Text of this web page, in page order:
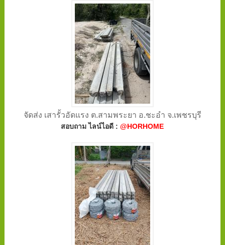
จัดส่ง เสารั้วอัดแรง ต.สามพระยา อ.ชะอำ จ.เพชรบุรี
สอบถาม ไลน์ไอดี :@HORHOME